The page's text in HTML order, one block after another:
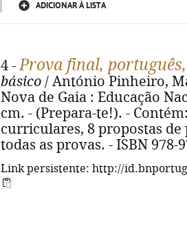
ADICIONAR À LISTA
4 -Prova final,
básico / António Pinheiro,
Nova de Gaia : Educação
cm. - (Prepara-te!). -
curriculares, 8 propostas
todas as provas. - ISBN 978-
Link persistente: http://